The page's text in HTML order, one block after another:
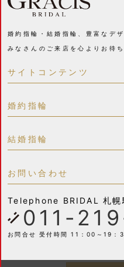
婚約指輪・結婚指輪、豊富なデ
みなさんのご来店を心よりお待
サイトコンテンツ
婚約指輪
結婚指輪
お問い合わせ
Telephone BRIDAL 札幌
011-
お問合せ 受付時間 11：00～19：